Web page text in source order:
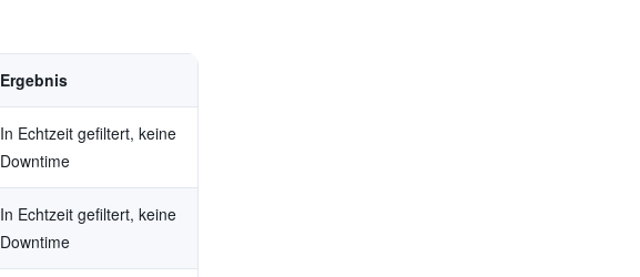
Ergebnis
In Echtzeit gefiltert, keine
Downtime
In Echtzeit gefiltert, keine
Downtime